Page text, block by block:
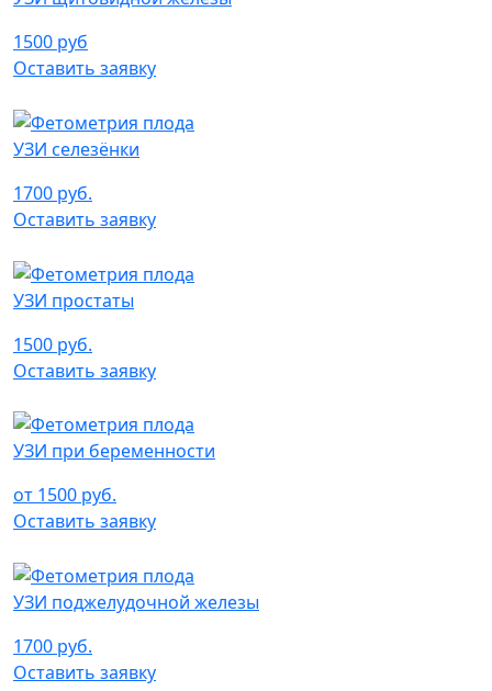
1500 руб
Оставить заявку
УЗИ селезёнки
1700 руб.
Оставить заявку
УЗИ простаты
1500 руб.
Оставить заявку
УЗИ при беременности
от 1500 руб.
Оставить заявку
УЗИ поджелудочной железы
1700 руб.
Оставить заявку